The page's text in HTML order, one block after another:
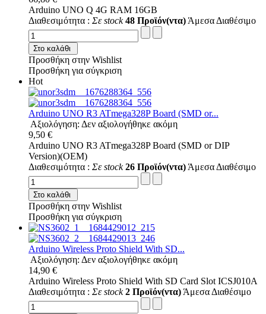
Arduino UNO Q 4G RAM 16GB
Διαθεσιμότητα : Σε stock 48 Προϊόν(ντα) Άμεσα Διαθέσιμο
Στο καλάθι
Προσθήκη στην Wishlist
Προσθήκη για σύγκριση
Hot
Arduino UNO R3 ATmega328P Board (SMD or...
Αξιολόγηση: Δεν αξιολογήθηκε ακόμη
9,50 €
Arduino UNO R3 ATmega328P Board (SMD or DIP
Version)(OEM)
Διαθεσιμότητα : Σε stock 26 Προϊόν(ντα) Άμεσα Διαθέσιμο
Στο καλάθι
Προσθήκη στην Wishlist
Προσθήκη για σύγκριση
Arduino Wireless Proto Shield With SD...
Αξιολόγηση: Δεν αξιολογήθηκε ακόμη
14,90 €
Arduino Wireless Proto Shield With SD Card Slot ICSJ010A
Διαθεσιμότητα : Σε stock 2 Προϊόν(ντα) Άμεσα Διαθέσιμο